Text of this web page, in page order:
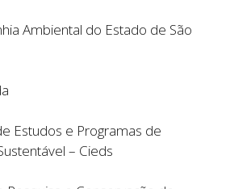
Ambiental do Estado de São
Estudos e Programas de
– Cieds